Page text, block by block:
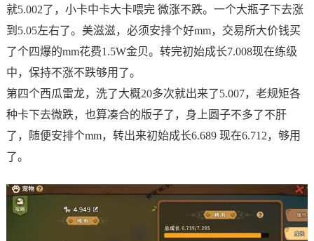
就5.002了，小卡中卡大卡喂完 微涨不跌。一个大瓶子下去涨
到5.05左右了。美滋滋，必须安排个好mm，交易所大价钱买
了个四爆的mm花费1.5W金贝。转完初始成长7.008现在练级
中，保持不涨不跌够用了。
第四个西瓜雷龙，洗了大概20多次就出来了5.007，老规矩各
种卡下去微跌，也算凑合的版子了，身上圆子不多了不肝
了，随便安排个mm，转出来初始成长6.689 现在6.712，够用
了。